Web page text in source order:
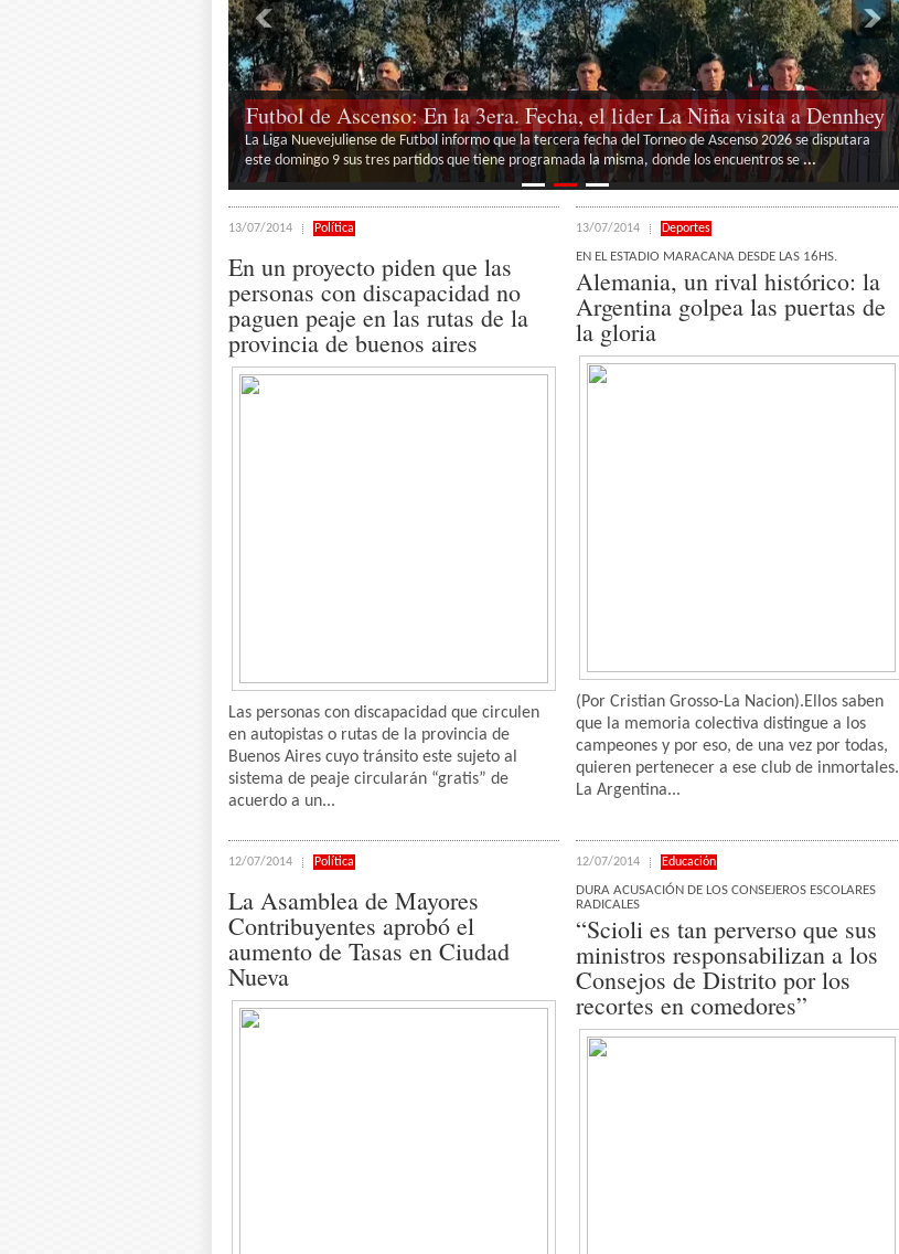
«Cualquiera puede ser un asesino»: Hoy sábado 8, comienza la primera
de las nueve funciones de «Agosto A Todo Teatro» 2026
Finalmente llego el día para que el telón del Teatro Rossini se corra para que el publico disfrute de un
ciclo teatral que ya tiene mas de treinta año para cada mes...
13/07/2014 Política
En un proyecto piden que las
personas con discapacidad no
paguen peaje en las rutas de la
provincia de buenos aires
Las personas con discapacidad que circulen
en autopistas o rutas de la provincia de
Buenos Aires cuyo tránsito este sujeto al
sistema de peaje circularán “gratis” de
acuerdo a un...
13/07/2014 Deportes
EN EL ESTADIO MARACANA DESDE LAS 16HS.
Alemania, un rival histórico: la
Argentina golpea las puertas de
la gloria
(Por Cristian Grosso-La Nacion).Ellos saben
que la memoria colectiva distingue a los
campeones y por eso, de una vez por todas,
quieren pertenecer a ese club de inmortales.
La Argentina...
12/07/2014 Política
La Asamblea de Mayores
Contribuyentes aprobó el
aumento de Tasas en Ciudad
Nueva
12/07/2014 Educación
DURA ACUSACIÓN DE LOS CONSEJEROS ESCOLARES
RADICALES
“Scioli es tan perverso que sus
ministros responsabilizan a los
Consejos de Distrito por los
recortes en comedores”